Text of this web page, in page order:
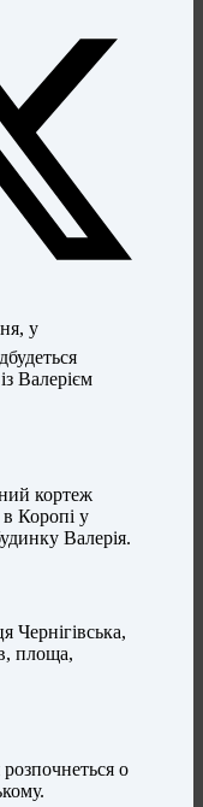
у
Валерієм
кортеж
в Коропі у
Валерія.
Чернігівська,
площа,
о